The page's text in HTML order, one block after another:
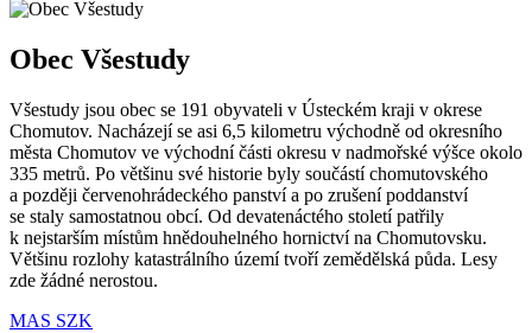
Obec Všestudy
Všestudy jsou obec se 191 obyvateli v Ústeckém kraji v okrese
Chomutov. Nacházejí se asi 6,5 kilometru východně od okresního
města Chomutov ve východní části okresu v nadmořské výšce okolo
335 metrů. Po většinu své historie byly součástí chomutovského
a později červenohrádeckého panství a po zrušení poddanství
se staly samostatnou obcí. Od devatenáctého století patřily
k nejstarším místům hnědouhelného hornictví na Chomutovsku.
Většinu rozlohy katastrálního území tvoří zemědělská půda. Lesy
zde žádné nerostou.
MAS SZK